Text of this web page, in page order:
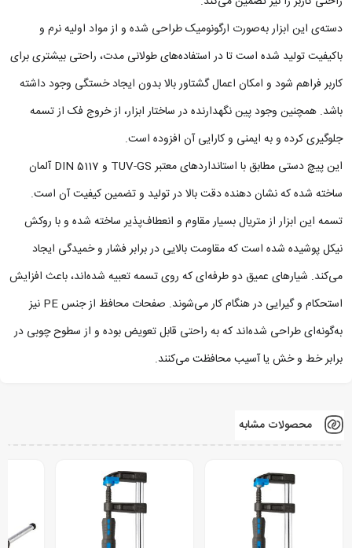
دسته‌ی این ابزار به‌صورت ارگونومیک طراحی شده و از مواد اولیه نرم و
باکیفیت تولید شده است تا در استفاده‌های طولانی‌ مدت، راحتی بیشتری برای
کاربر فراهم شود و امکان اعمال گشتاور بالا بدون ایجاد خستگی وجود داشته
باشد. همچنین وجود پین نگهدارنده در ساختار ابزار، از خروج فک از تسمه
جلوگیری کرده و به ایمنی و کارایی آن افزوده است.
این پیچ دستی مطابق با استانداردهای معتبر TUV-GS و DIN 5117 آلمان
ساخته شده که نشان‌ دهنده دقت بالا در تولید و تضمین کیفیت آن است.
تسمه این ابزار از متریال بسیار مقاوم و انعطاف‌پذیر ساخته شده و با روکش
نیکل پوشیده شده است که مقاومت بالایی در برابر فشار و خمیدگی ایجاد
می‌کند. شیارهای عمیق دو طرفه‌ای که روی تسمه تعبیه شده‌اند، باعث افزایش
استحکام و گیرایی در هنگام کار می‌شوند. صفحات محافظ از جنس PE نیز
به‌گونه‌ای طراحی شده‌اند که به راحتی قابل تعویض بوده و از سطوح چوبی در
برابر خط و خش یا آسیب محافظت می‌کنند.
محصولات مشابه